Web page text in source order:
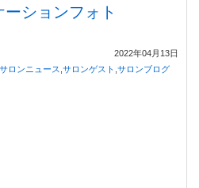
ションフォト
2022年04月13日
サロンニュース サロンゲスト サロンブログ